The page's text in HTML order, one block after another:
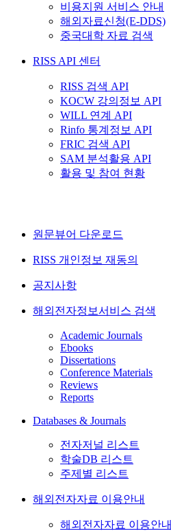
비용지원 서비스 안내
해외자료신청(E-DDS)
중국대학 자료 검색
RISS API 센터
RISS 검색 API
KOCW 강의정보 API
WILL 연계 API
Rinfo 통계정보 API
FRIC 검색 API
SAM 분석활용 API
활용 및 참여 현황
원문뷰어 다운로드
RISS 개인정보 재동의
공지사항
해외전자정보서비스 검색
Academic Journals
Ebooks
Dissertations
Conference Materials
Reviews
Reports
Databases & Journals
전자저널 리스트
학술DB 리스트
주제별 리스트
해외전자자료 이용안내
해외전자자료 이용안내